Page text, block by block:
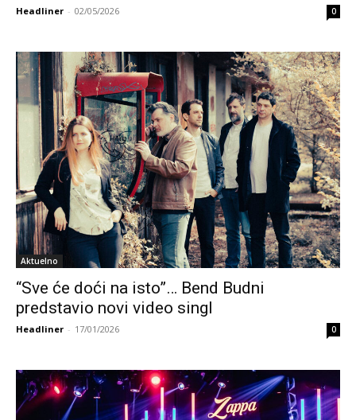
Headliner - 02/05/2026 0
Aktuelno
“Sve će doći na isto”… Bend Budni
predstavio novi video singl
Headliner - 17/01/2026 0